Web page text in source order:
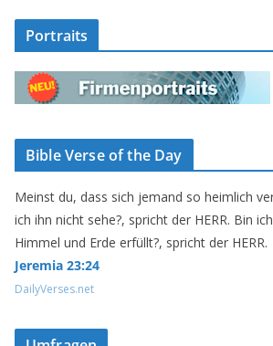
Portraits
Bible Verse of the Day
Meinst du, dass sich jemand so heimlich
ich ihn nicht sehe?, spricht der HERR. Bin
Himmel und Erde erfüllt?, spricht der HERR.
Jeremia 23:24
DailyVerses.net